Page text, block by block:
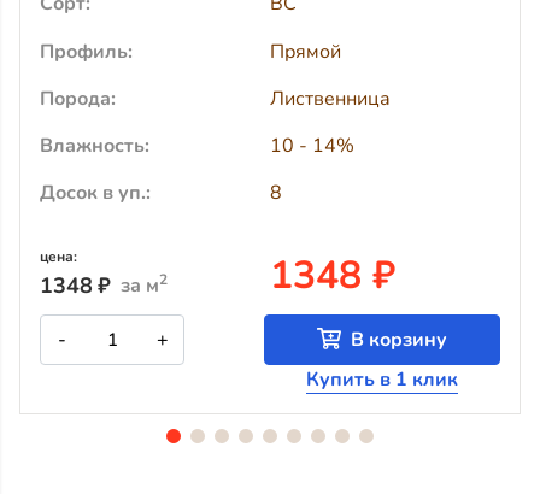
Профиль:
Прямой
Порода:
Лиственница
Влажность:
10 - 14%
Досок в уп.:
8
цена:
1348 ₽ за м2 1348 ₽
- Количество
товара
Прямой
из
лиственницы
+
В корзину
Купить в 1 клик